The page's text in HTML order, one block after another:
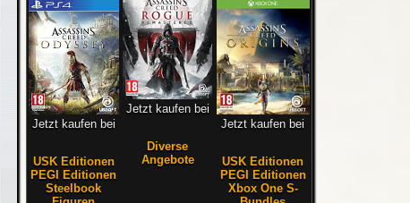
Jetzt kaufen bei
USK Editionen
PEGI Editionen
Steelbook
Jetzt kaufen bei
Diverse
Angebote
Jetzt kaufen bei
USK Editionen
PEGI Editionen
Xbox One S-